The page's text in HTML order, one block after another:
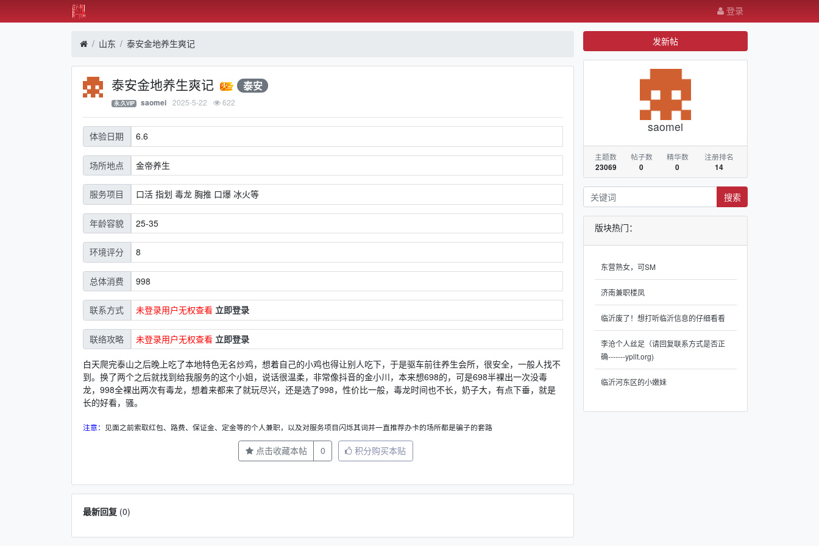
登录
山东 泰安金地养生爽记
泰安金地养生爽记 泰安
永.久VIP saomei 2025-5-22 622
体验日期 6.6
场所地点 金帝养生
服务项目 口活 指划 毒龙 胸推 口爆 冰火等
年龄容貌 25-35
环境评分 8
总体消费 998
联系方式 未登录用户无权查看 立即登录
联络攻略 未登录用户无权查看 立即登录
白天爬完泰山之后晚上吃了本地特色无名炒鸡，想着自己的小鸡也得让别人吃下，于是驱车前往养生会所，很安全，一般人找不
到。换了两个之后就找到给我服务的这个小姐，说话很温柔，非常像抖音的金小川，本来想698的，可是698半裸出一次没毒
龙，998全裸出两次有毒龙，想着来都来了就玩尽兴，还是选了998，性价比一般，毒龙时间也不长，奶子大，有点下垂，就是
长的好看，骚。
注意： 见面之前索取红包、路费、保证金、定金等的个人兼职，以及对服务项目闪烁其词并一直推荐办卡的场所都是骗子的套路
点击收藏本帖 0 积分购买本贴
最新回复(0)
发新帖
saomei
主题数
23069
帖子数
0
精华数
0
注册排名
14
搜索
版块热门：
东营熟女，可SM
济南兼职楼凤
临沂废了！想打听临沂信息的仔细看看
李沧个人丝足（请回复联系方式是否正
确-------ypllt.org)
临沂河东区的小嫩妹